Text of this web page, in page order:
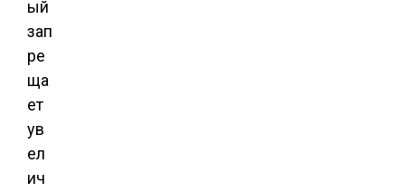
ый
зап
ре
ща
ет
ув
ел
ич